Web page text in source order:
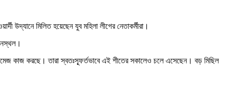
মিলিত হয়েছেন যুব মহিলা লীগের নেতাকর্মীরা।
কাজ করছে। তারা স্বতঃস্ফূর্তভাবে এই শীতের সকালেও চলে এসেছেন। বড় মিছিল